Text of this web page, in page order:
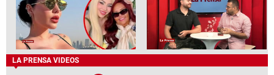
LA PRENSA VIDEOS